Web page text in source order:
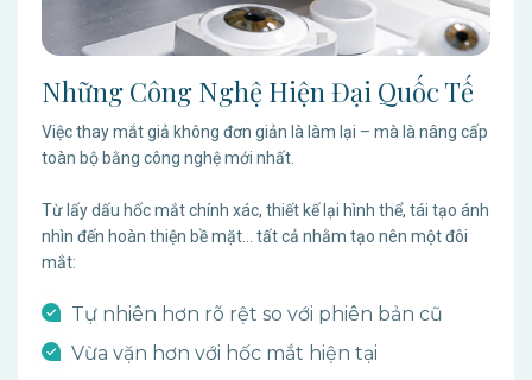
Những Công Nghệ Hiện Đại Quốc Tế
Việc thay mắt giả không đơn giản là làm lại – mà là nâng cấp
toàn bộ bằng công nghệ mới nhất.
Từ lấy dấu hốc mắt chính xác, thiết kế lại hình thể, tái tạo ánh
nhìn đến hoàn thiện bề mặt… tất cả nhằm tạo nên một đôi
mắt:
Tự nhiên hơn rõ rệt so với phiên bản cũ
Vừa vặn hơn với hốc mắt hiện tại